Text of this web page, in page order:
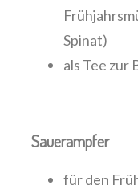
Spinat)
als Tee zur
Sauerampfer
für den